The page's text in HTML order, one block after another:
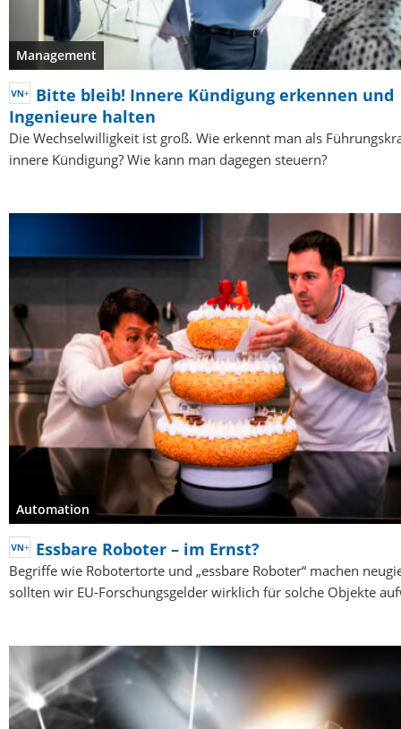
Management
Bitte bleib! Innere Kündigung erkennen und
Ingenieure halten
Die Wechselwilligkeit ist groß. Wie erkennt man als
innere Kündigung? Wie kann man dagegen steuern?
Automation
Essbare Roboter – im Ernst?
Begriffe wie Robotertorte und „essbare Roboter“ machen
sollten wir EU-Forschungsgelder wirklich für solche Objekte